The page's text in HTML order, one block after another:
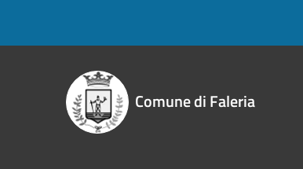
Comune di Faleria